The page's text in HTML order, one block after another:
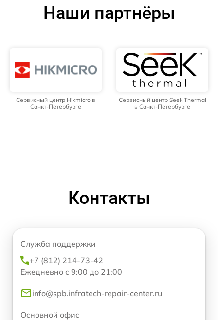
Наши партнёры
Сервисный центр Hikmicro в
Санкт-Петербурге
Сервисный центр Seek Thermal
в Санкт-Петербурге
Контакты
Служба поддержки
+7 (812) 214-73-42
Ежедневно с 9:00 до 21:00
info@spb.infratech-repair-center.ru
Основной офис